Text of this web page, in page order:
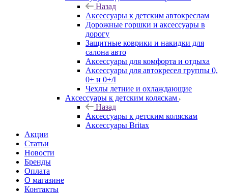
Назад
Аксессуары к детским автокреслам
Дорожные горшки и аксессуары в
дорогу
Защитные коврики и накидки для
салона авто
Аксессуары для комфорта и отдыха
Аксессуары для автокресел группы 0,
0+ и 0+/I
Чехлы летние и охлаждающие
Аксессуары к детским коляскам
Назад
Аксессуары к детским коляскам
Аксессуары Britax
Акции
Статьи
Новости
Бренды
Оплата
О магазине
Контакты